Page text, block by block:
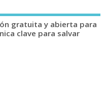
gratuita y abierta para
clave para salvar